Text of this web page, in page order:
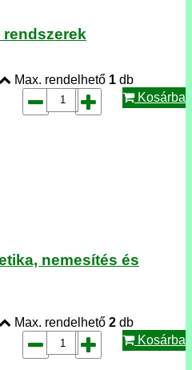
Max. rendelhető 1 db
Kosárba
nemesítés és
Max. rendelhető 2 db
Kosárba